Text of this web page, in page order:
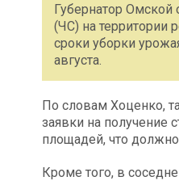
Губернатор
(ЧС) на территории
сроки уборки
августа.
По словам Хоценко,
заявки на получение
площадей, что
Кроме того, в